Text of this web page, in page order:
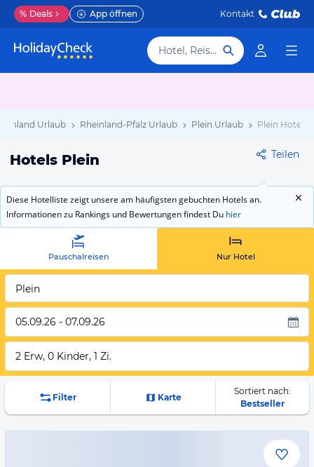
% Deals App öffnen Kontakt
Hotel, Reiseziel
Urlaub Rheinland-Pfalz Urlaub Plein Urlaub Plein Hotels
Hotels Plein Teilen
Diese Hotelliste zeigt unsere am häufigsten gebuchten Hotels an.
Informationen zu Rankings und Bewertungen findest Du hier
Pauschalreisen Nur Hotel
Plein
05.09.26 - 07.09.26
2 Erw, 0 Kinder, 1 Zi.
Filter Karte
Sortiert nach:
Bestseller